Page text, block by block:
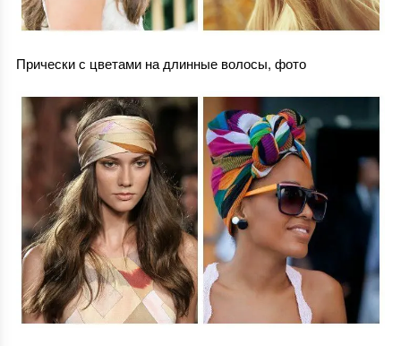
Прически с цветами на длинные волосы, фото